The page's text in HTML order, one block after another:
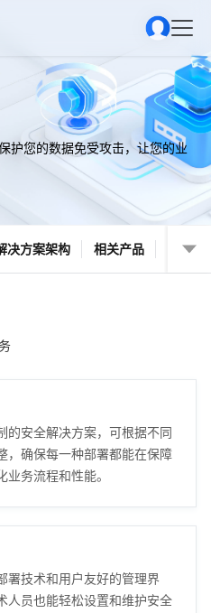
护您的数据免受攻击，让您的业
决方案架构 相关产品
的安全解决方案，可根据不同
，确保每一种部署都能在保障
务流程和性能。
署技术和用户友好的管理界
人员也能轻松设置和维护安全